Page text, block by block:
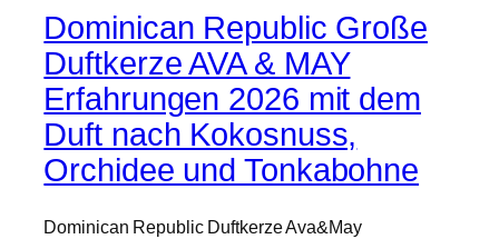
Dominican Republic Große
Duftkerze AVA & MAY
Erfahrungen 2026 mit dem
Duft nach Kokosnuss,
Orchidee und Tonkabohne
Dominican Republic Duftkerze Ava&May